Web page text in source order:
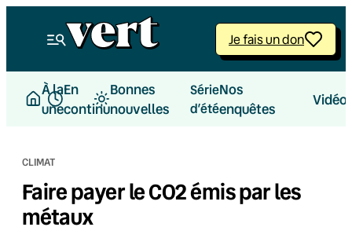
Je fais un don
À la
une
En
continu
Bonnes
nouvelles
Série
d’été
Nos
enquêtes
CLIMAT
Faire payer le CO2 émis par les
métaux